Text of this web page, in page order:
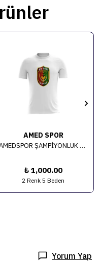
AMED SPOR
AMEDSPOR ŞAMPİYONLUK TİŞÖRTÜ - MİKRO
₺ 1,000.00
2 Renk 5 Beden
Yorum Yap